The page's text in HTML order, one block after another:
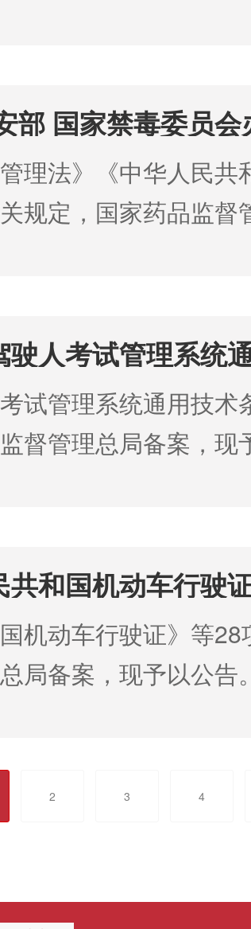
1日起施行
部 国家禁毒委员
理法》《中华人民共
规定，国家药品监督
加强普瑞巴林口服单
人考试管理系统
试管理系统通用技术
监督管理总局备案
日
和国机动车行驶
机动车行驶证》等
理总局备案，现
2 3 4